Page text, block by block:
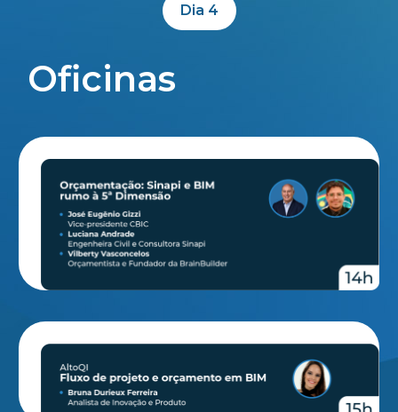
Dia 4
Oficinas